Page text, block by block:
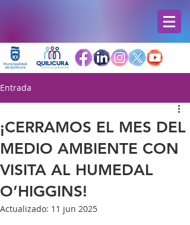
Entrada
¡CERRAMOS EL MES DEL
MEDIO AMBIENTE CON
VISITA AL HUMEDAL
O’HIGGINS!
Actualizado: 11 jun 2025